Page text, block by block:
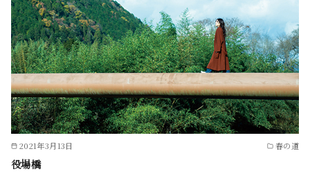
2021年3月13日 春の道
役場橋